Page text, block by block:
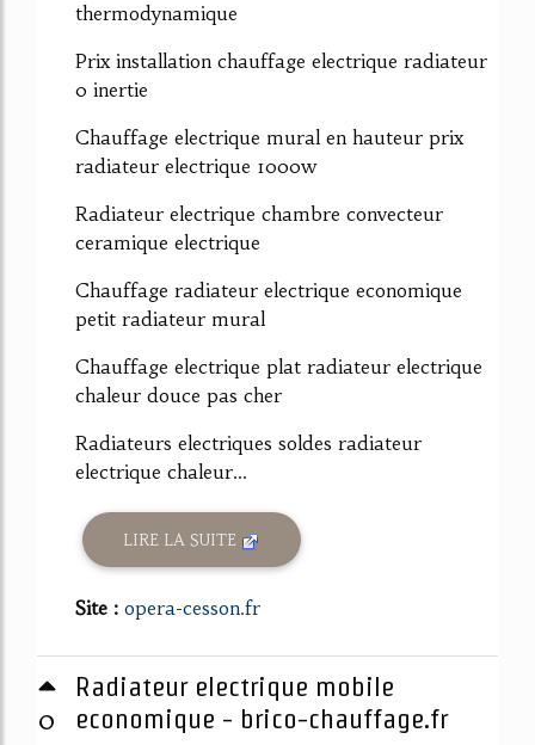
thermodynamique
Prix installation chauffage electrique radiateur
0 inertie
Chauffage electrique mural en hauteur prix
radiateur electrique 1000w
Radiateur electrique chambre convecteur
ceramique electrique
Chauffage radiateur electrique economique
petit radiateur mural
Chauffage electrique plat radiateur electrique
chaleur douce pas cher
Radiateurs electriques soldes radiateur
electrique chaleur...
LIRE LA SUITE
Site : opera-cesson.fr
0
Radiateur electrique mobile
economique - brico-chauffage.fr